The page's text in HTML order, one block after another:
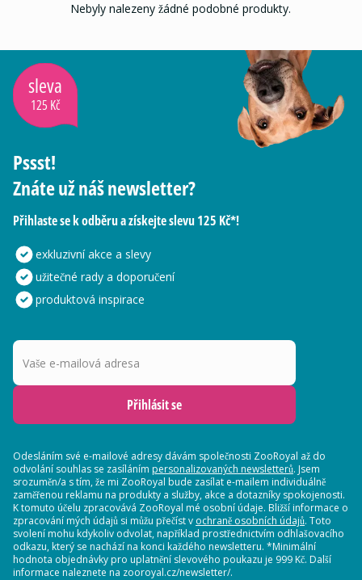
Nebyly nalezeny žádné podobné produkty.
sleva
125 Kč
Pssst!
Znáte už náš newsletter?
Přihlaste se k odběru a získejte slevu 125 Kč*!
exkluzivní akce a slevy
užitečné rady a doporučení
produktová inspirace
Vaše e-mailová adresa
Přihlásit se
Odesláním své e-mailové adresy dávám společnosti ZooRoyal až do
odvolání souhlas se zasíláním personalizovaných newsletterů. Jsem
srozuměn/a s tím, že mi ZooRoyal bude zasílat e-mailem individuálně
zaměřenou reklamu na produkty a služby, akce a dotazníky spokojenosti.
K tomuto účelu zpracovává ZooRoyal mé osobní údaje. Bližší informace o
zpracování mých údajů si můžu přečíst v ochraně osobních údajů. Toto
svolení mohu kdykoliv odvolat, například prostřednictvím odhlašovacího
odkazu, který se nachází na konci každého newsletteru. *Minimální
hodnota objednávky pro uplatnění slevového poukazu je 999 Kč. Další
informace naleznete na zooroyal.cz/newsletter/.